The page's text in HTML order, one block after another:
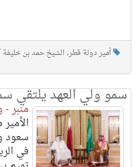
أمير دولة قطر, الشيخ حمد بن خليفة
سمو ولي العهد يلتقي
منبر
سعود
في